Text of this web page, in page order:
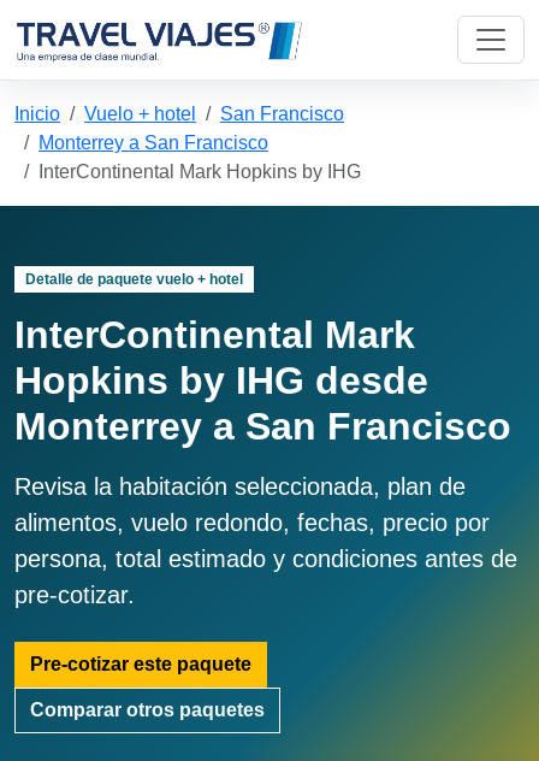
Inicio Vuelo + hotel
San Francisco
Monterrey a San Francisco
InterContinental Mark Hopkins by IHG
Detalle de paquete vuelo + hotel
InterContinental Mark
Hopkins by IHG desde
Monterrey a San Francisco
Revisa la habitación seleccionada, plan de
alimentos, vuelo redondo, fechas, precio por
persona, total estimado y condiciones antes de
pre-cotizar.
Pre-cotizar este paquete
Comparar otros paquetes